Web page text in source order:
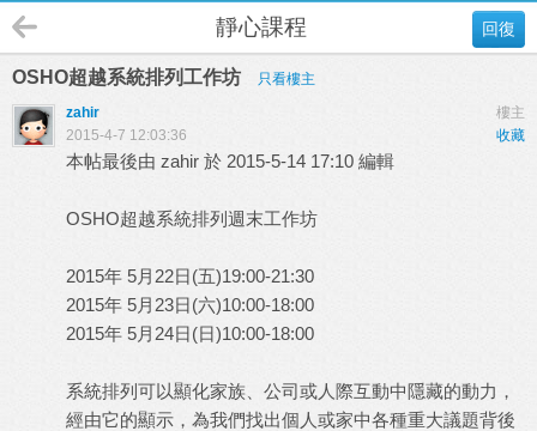
回復
靜心課程
OSHO超越系統排列工作坊
只看樓主
樓主
zahir
收藏
2015-4-7 12:03:36
本帖最後由 zahir 於 2015-5-14 17:10 編輯
OSHO超越系統排列週末工作坊
2015年 5月22日(五)19:00-21:30
2015年 5月23日(六)10:00-18:00
2015年 5月24日(日)10:00-18:00
系統排列可以顯化家族、公司或人際互動中隱藏的動力，
經由它的顯示，為我們找出個人或家中各種重大議題背後